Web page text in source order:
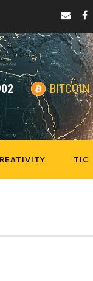
BITCOIN
TIC